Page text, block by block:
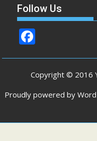
Follow Us
ac
e
b
o
Copyright © 2016
Proudly powered by